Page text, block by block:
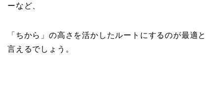
ーなど、
「ちから」の高さを活かしたルートにするのが最適と
言えるでしょう。